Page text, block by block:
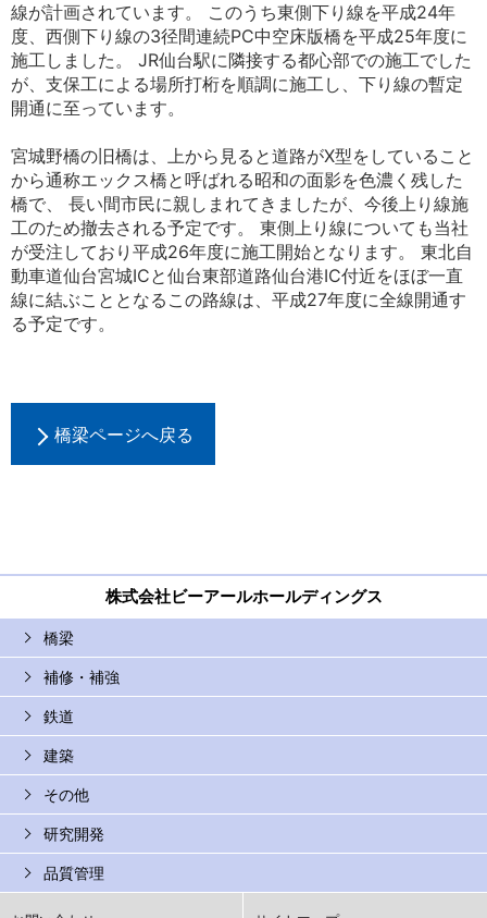
株式会社ビーアールホールディングス
橋梁
補修・補強
鉄道
建築
その他
研究開発
品質管理
線が計画されています。 このうち東側下り線を平成24年
度、西側下り線の3径間連続PC中空床版橋を平成25年度に
施工しました。 JR仙台駅に隣接する都心部での施工でした
が、支保工による場所打桁を順調に施工し、下り線の暫定
開通に至っています。
宮城野橋の旧橋は、上から見ると道路がX型をしていること
から通称エックス橋と呼ばれる昭和の面影を色濃く残した
橋で、 長い間市民に親しまれてきましたが、今後上り線施
工のため撤去される予定です。 東側上り線についても当社
が受注しており平成26年度に施工開始となります。 東北自
動車道仙台宮城ICと仙台東部道路仙台港IC付近をほぼ一直
線に結ぶこととなるこの路線は、平成27年度に全線開通す
る予定です。
橋梁ページへ戻る